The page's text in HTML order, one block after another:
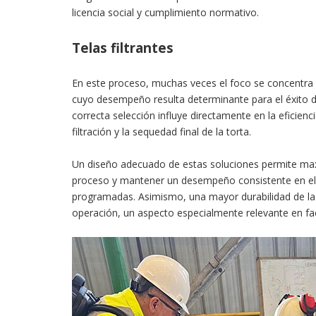
licencia social y cumplimiento normativo.
Telas filtrantes
En este proceso, muchas veces el foco se
cuyo desempeño resulta determinante para el éxito
correcta selección influye directamente en la
filtración y la sequedad final de la torta.
Un diseño adecuado de estas soluciones permite
proceso y mantener un desempeño consistente en
programadas. Asimismo, una mayor durabilidad de
operación, un aspecto especialmente relevante en